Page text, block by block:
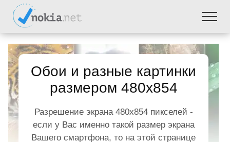
Обои и разные картинки
размером 480x854
Разрешение экрана 480x854 пикселей -
если у Вас именно такой размер экрана
Вашего смартфона, то на этой странице